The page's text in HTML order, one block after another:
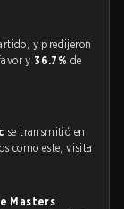
y predijeron
y36.7% de
se transmitió en
como este, visita
Masters